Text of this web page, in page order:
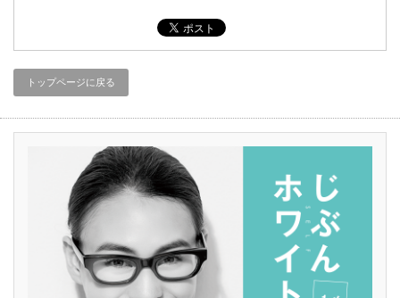
トップページに戻る